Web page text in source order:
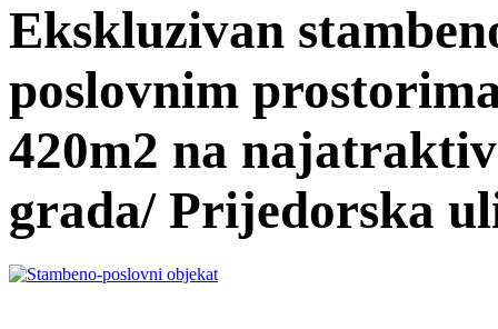
Ekskluzivan
poslovnim
420m2 na
grada/ Prijedorska